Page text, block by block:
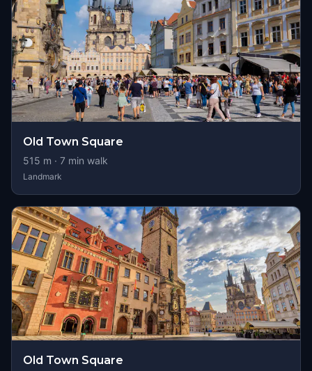
Old Town Square
515 m · 7 min walk
Landmark
Old Town Square